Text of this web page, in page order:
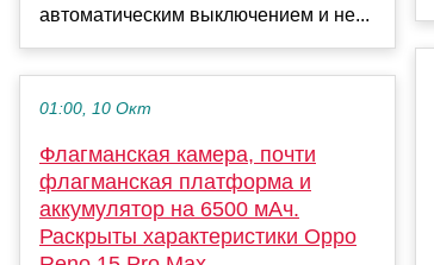
автоматическим выключением и не...
01:00, 10 Окт
Флагманская камера, почти
флагманская платформа и
аккумулятор на 6500 мАч.
Раскрыты характеристики Oppo